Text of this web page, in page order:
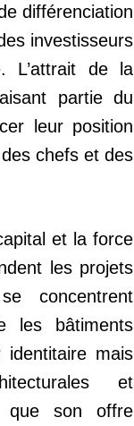
différenciation
investisseurs
L’attrait de la
partie du
leur position
chefs et des
et la force
les projets
concentrent
les bâtiments
mais
et
que son offre